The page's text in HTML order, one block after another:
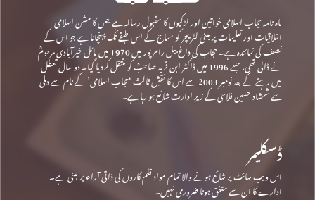
ماہ نامہ حجاب اسلامی خواتین اور لڑکیوں کا مقبول رسالہ ہے جس کا مشن اسلامی
اخلاقیات اور تعلیمات پر مبنی لٹریچر کو سماج کے اس طبقے تک پہنچانا ہے جو اس کے
نصف کی نمائندہ ہے۔ حجاب کی داغ بیل رام پور میں 1970 میں مائل خیرآبادی مرحومؒ
نے ڈالی تھی، جسے 1996 میں ڈاکٹر ابن فرید صاحبؒ کو منتقل کردیا گیا۔ دو سال تعطل
میں رہنے کے بعد نومبر 2003 سے اس کا نقشِ ثالث ‘حجاب اسلامی’ کے نام سے دہلی
سے شمشاد حسین فلاحی کے زیرِ ادارت شائع ہو رہا ہے۔
ڈسکلیمر
اس ویب سائٹ پر شائع ہونے والا تمام مواد قلم کاروں کی ذاتی آراء پر مبنی ہے۔
ادارے کا ان سے متفق ہونا ضروری نہیں۔